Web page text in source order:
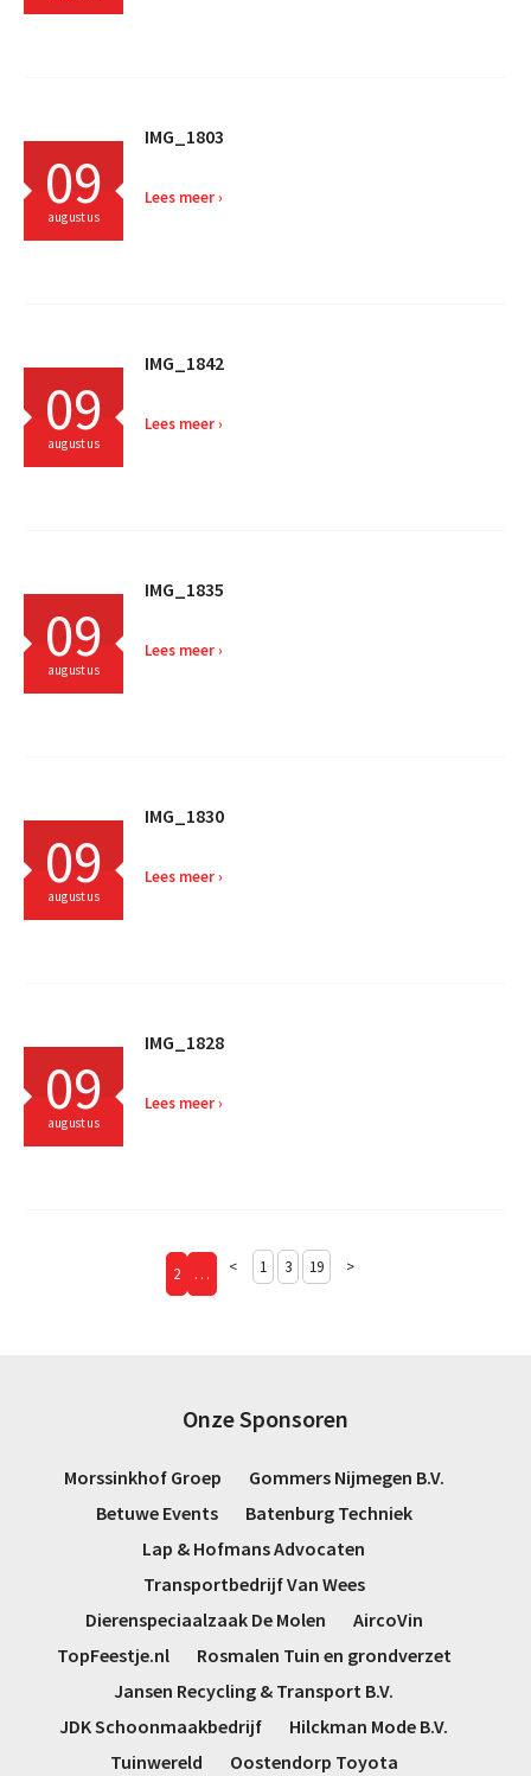
09
augustus
IMG_1803
Lees meer
09
augustus
IMG_1842
Lees meer
09
augustus
IMG_1835
Lees meer
09
augustus
IMG_1830
Lees meer
09
augustus
IMG_1828
Lees meer
< 1
2 3
… 19 >
Onze Sponsoren
Morssinkhof Groep
Gommers Nijmegen B.V.
Betuwe Events
Batenburg Techniek
Lap & Hofmans Advocaten
Transportbedrijf Van Wees
Dierenspeciaalzaak De Molen
AircoVin
TopFeestje.nl
Rosmalen Tuin en grondverzet
Jansen Recycling & Transport B.V.
JDK Schoonmaakbedrijf
Hilckman Mode B.V.
Tuinwereld
Oostendorp Toyota